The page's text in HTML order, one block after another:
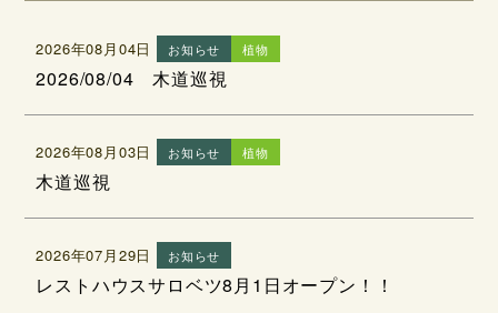
2026年08月04日 お知らせ 植物
2026/08/04 木道巡視
2026年08月03日 お知らせ 植物
木道巡視
2026年07月29日 お知らせ
レストハウスサロベツ8月1日オープン！！